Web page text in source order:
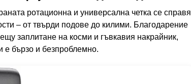
ротационна и универсална четка се справя
– от твърди подове до килими. Благодарение
заплитане на косми и гъвкавия накрайник,
е бързо и безпроблемно.